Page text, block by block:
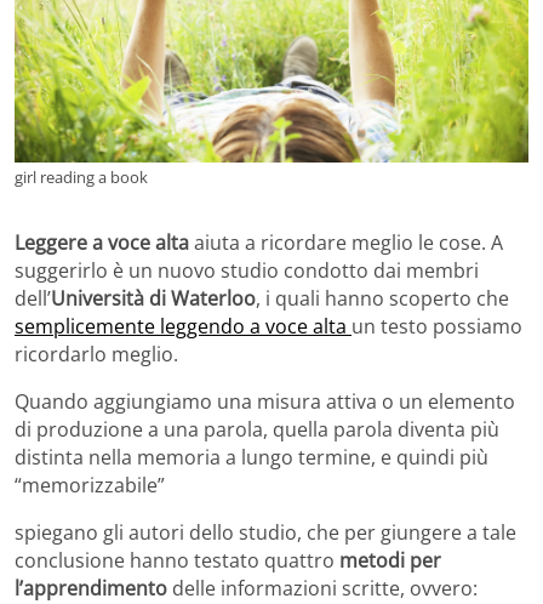
girl reading a book
Leggere a voce altaaiuta a ricordare meglio le cose. A
suggerirlo è un nuovo studio condotto dai membri
dell’Università di Waterloo, i quali hanno scoperto che
semplicemente leggendo a voce alta un testo possiamo
ricordarlo meglio.
Quando aggiungiamo una misura attiva o un elemento
di produzione a una parola, quella parola diventa più
distinta nella memoria a lungo termine, e quindi più
“memorizzabile”
spiegano gli autori dello studio, che per giungere a tale
conclusione hanno testato quattro metodi per
l’apprendimento delle informazioni scritte, ovvero: